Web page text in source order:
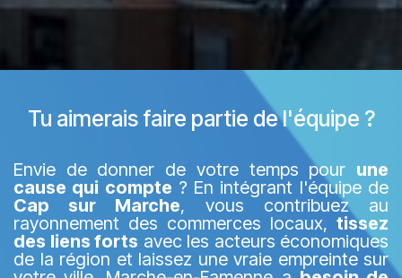
Tu aimerais faire partie de l'équipe ?
Envie de donner de votre temps pour une
cause qui compte ? En intégrant l'équipe de
Cap sur Marche, vous contribuez au
rayonnement des commerces locaux, tissez
des liens forts avec les acteurs économiques
de la région et laissez une vraie empreinte sur